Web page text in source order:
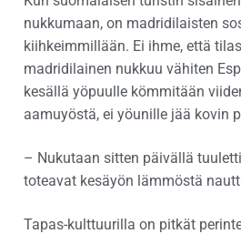
nukkumaan, on madridilaisten
kiihkeimmillään. Ei ihme, että
madridilainen nukkuu vähiten
kesällä yöpuulle kömmitään
aamuyöstä, ei yöunille jää kovin
– Nukutaan sitten päivällä
toteavat kesäyön lämmöstä
Tapas-kulttuurilla on pitkät